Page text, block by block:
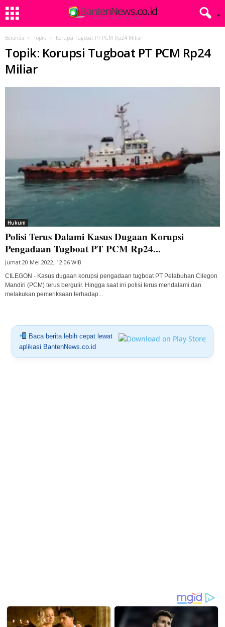
Beranda Topik Korupsi Tugboat PT PCM Rp24 Miliar
Topik: Korupsi Tugboat PT PCM Rp24
Miliar
Hukum
Polisi Terus Dalami Kasus Dugaan Korupsi
Pengadaan Tugboat PT PCM Rp24...
Jumat 20 Mei 2022, 12:06 WIB
CILEGON - Kasus dugaan korupsi pengadaan tugboat PT Pelabuhan Cilegon
Mandiri (PCM) terus bergulir. Hingga saat ini polisi terus mendalami dan
melakukan pemeriksaan terhadap...
Baca berita lebih cepat lewat
aplikasi BantenNews.co.id